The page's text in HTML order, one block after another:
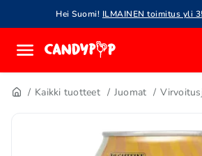
Hei Suomi! ILMAINEN toimitus yli
Kaikki tuotteet Juomat